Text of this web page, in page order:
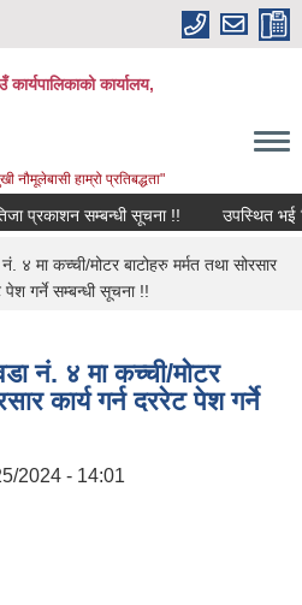
कार्यपालिकाको कार्यालय,
नौमूलेबासी हाम्रो प्रतिबद्धता"
प्रकाशन सम्बन्धी सूचना !! उपस्थित भई दिने
४ मा कच्ची/मोटर बाटोहरु मर्मत तथा सोरसार
पेश गर्ने सम्बन्धी सूचना !!
नं. ४ मा कच्ची/मोटर
कार्य गर्न दररेट पेश गर्ने
2024 - 14:01